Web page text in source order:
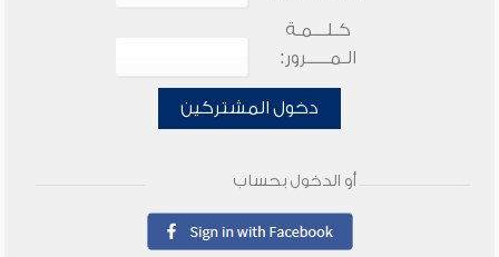
كـلـــمـة
الـمـــــرور:
دخول المشتركين
أو الدخول بحساب